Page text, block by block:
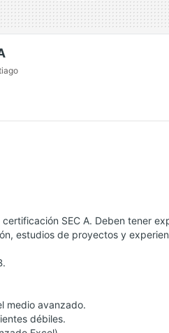
SEC A. Deben tener
estudios de proyectos y
medio avanzado.
débiles.